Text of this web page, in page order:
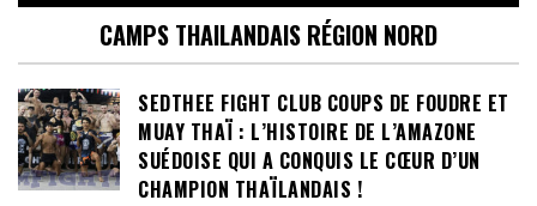
CAMPS THAILANDAIS RÉGION NORD
SEDTHEE FIGHT CLUB COUPS DE FOUDRE ET
MUAY THAÏ : L’HISTOIRE DE L’AMAZONE
SUÉDOISE QUI A CONQUIS LE CŒUR D’UN
CHAMPION THAÏLANDAIS !